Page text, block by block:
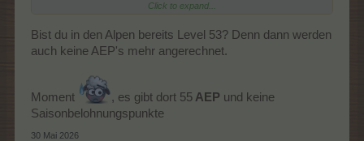
(natürlich habe ich die 1.Hilfe ausgeführt)
Click to expand...
Bist du in den Alpen bereits Level 53? Denn dann werden
auch keine AEP's mehr angerechnet.
Moment , es gibt dort 55 AEP und keine
Saisonbelohnungspunkte
30 Mai 2026